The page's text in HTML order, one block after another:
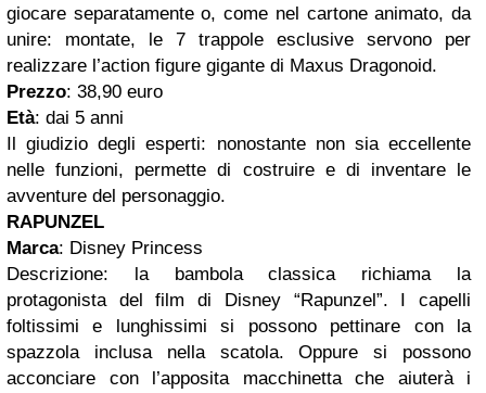
giocare separatamente o, come nel cartone animato, da
unire: montate, le 7 trappole esclusive servono per
realizzare l’action figure gigante di Maxus Dragonoid.
Prezzo: 38,90 euro
Età: dai 5 anni
Il giudizio degli esperti: nonostante non sia eccellente
nelle funzioni, permette di costruire e di inventare le
avventure del personaggio.
RAPUNZEL
Marca: Disney Princess
Descrizione: la bambola classica richiama la
protagonista del film di Disney “Rapunzel”. I capelli
foltissimi e lunghissimi si possono pettinare con la
spazzola inclusa nella scatola. Oppure si possono
acconciare con l’apposita macchinetta che aiuterà i